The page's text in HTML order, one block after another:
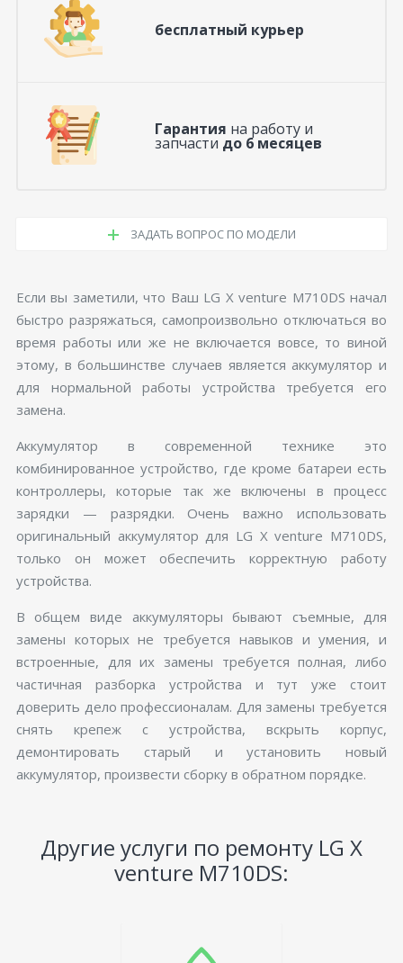
бесплатный курьер
Гарантия на работу и
запчасти до 6 месяцев
ЗАДАТЬ ВОПРОС ПО МОДЕЛИ
Если вы заметили, что Ваш LG X venture M710DS начал
быстро разряжаться, самопроизвольно отключаться во
время работы или же не включается вовсе, то виной
этому, в большинстве случаев является аккумулятор и
для нормальной работы устройства требуется его
замена.
Аккумулятор в современной технике это
комбинированное устройство, где кроме батареи есть
контроллеры, которые так же включены в процесс
зарядки — разрядки. Очень важно использовать
оригинальный аккумулятор для LG X venture M710DS,
только он может обеспечить корректную работу
устройства.
В общем виде аккумуляторы бывают съемные, для
замены которых не требуется навыков и умения, и
встроенные, для их замены требуется полная, либо
частичная разборка устройства и тут уже стоит
доверить дело профессионалам. Для замены требуется
снять крепеж с устройства, вскрыть корпус,
демонтировать старый и установить новый
аккумулятор, произвести сборку в обратном порядке.
Другие услуги по ремонту LG X
venture M710DS: